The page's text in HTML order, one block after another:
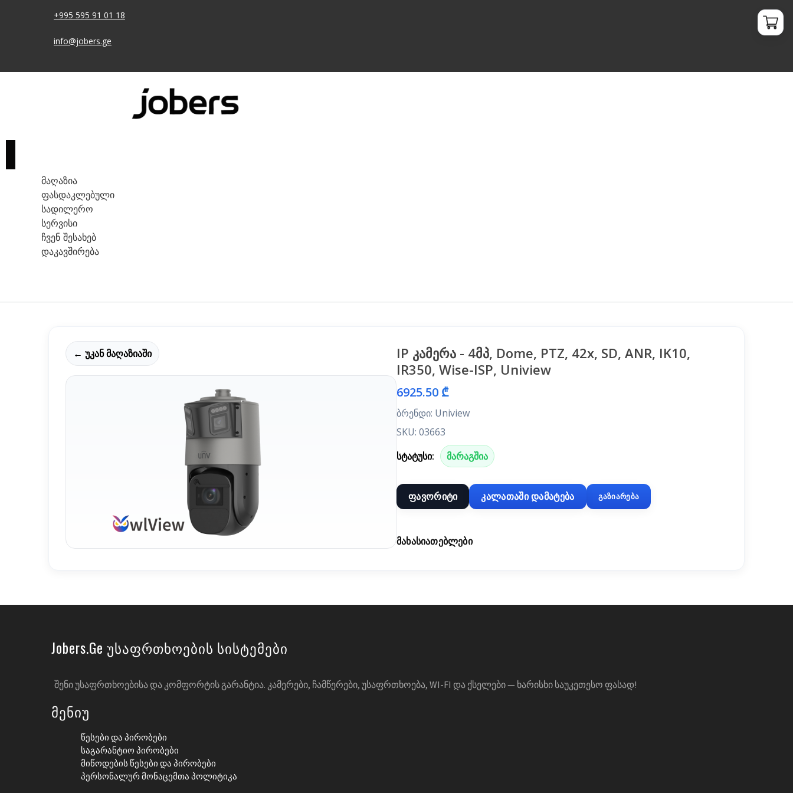
+995 595 91 01 18
info@jobers.ge
ᲛᲐᲦᲐᲖᲘᲐ
ᲤᲐᲡᲓᲐᲙᲚᲔᲑᲣᲚᲘ
ᲡᲐᲓᲘᲚᲔᲠᲝ
ᲡᲔᲠᲕᲘᲡᲘ
ᲩᲕᲔᲜ ᲨᲔᲡᲐᲮᲔᲑ
ᲓᲐᲙᲐᲕᲨᲘᲠᲔᲑᲐ
← უკან მაღაზიაში
IP კამერა - 4მპ, Dome, PTZ, 42x, SD, ANR, IK10,
IR350, Wise-ISP, Uniview
6925.50 ₾
ბრენდი: Uniview
SKU: 03663
სტატუსი:
მარაგშია
ფავორიტი კალათაში დამატება გაზიარება
ᲛᲐᲮᲐᲡᲘᲐᲗᲔᲑᲚᲔᲑᲘ
Jobers.ge Უსაფრთხოების Სისტემები
ᲨᲔᲜᲘ ᲣᲡᲐᲤᲠᲗᲮᲝᲔᲑᲘᲡᲐ ᲓᲐ ᲙᲝᲛᲤᲝᲠᲢᲘᲡ ᲒᲐᲠᲐᲜᲢᲘᲐ. ᲙᲐᲛᲔᲠᲔᲑᲘ, ᲩᲐᲛᲬᲔᲠᲔᲑᲘ, ᲣᲡᲐᲤᲠᲗᲮᲝᲔᲑᲐ, WI-FI ᲓᲐ ᲥᲡᲔᲚᲔᲑᲘ — ᲮᲐᲠᲘᲡᲮᲘ ᲡᲐᲣᲙᲔᲗᲔᲡᲝ ᲤᲐᲡᲐᲓ!
Მენიუ
Წესები Და Პირობები
Საგარანტიო Პირობები
Მიწოდების Წესები Და Პირობები
Პერსონალურ Მონაცემთა Პოლიტიკა